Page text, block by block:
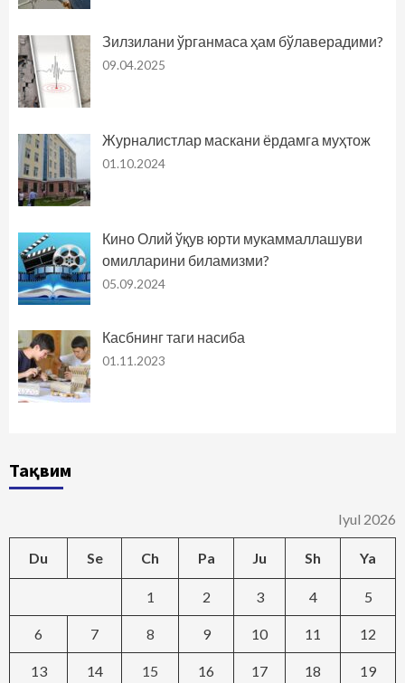
Зилзилани ўрганмаса ҳам бўлаверадими?
09.04.2025
Журналистлар маскани ёрдамга муҳтож
01.10.2024
Кино Олий ўқув юрти мукаммаллашуви
омилларини биламизми?
05.09.2024
Касбнинг таги насиба
01.11.2023
Тақвим
Iyul 2026
Du Se Ch Pa Ju Sh Ya
1 2 3 4 5
6 7 8 9 10 11 12
13 14 15 16 17 18 19